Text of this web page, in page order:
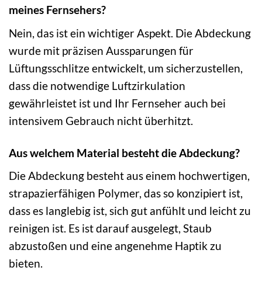
meines Fernsehers?
Nein, das ist ein wichtiger Aspekt. Die Abdeckung
wurde mit präzisen Aussparungen für
Lüftungsschlitze entwickelt, um sicherzustellen,
dass die notwendige Luftzirkulation
gewährleistet ist und Ihr Fernseher auch bei
intensivem Gebrauch nicht überhitzt.
Aus welchem Material besteht die Abdeckung?
Die Abdeckung besteht aus einem hochwertigen,
strapazierfähigen Polymer, das so konzipiert ist,
dass es langlebig ist, sich gut anfühlt und leicht zu
reinigen ist. Es ist darauf ausgelegt, Staub
abzustoßen und eine angenehme Haptik zu
bieten.